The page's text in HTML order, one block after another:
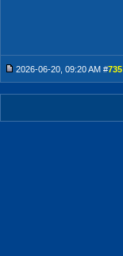
2026-06-20, 09:20 AM #735